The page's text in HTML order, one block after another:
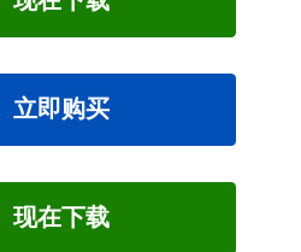
立即购买
现在下载